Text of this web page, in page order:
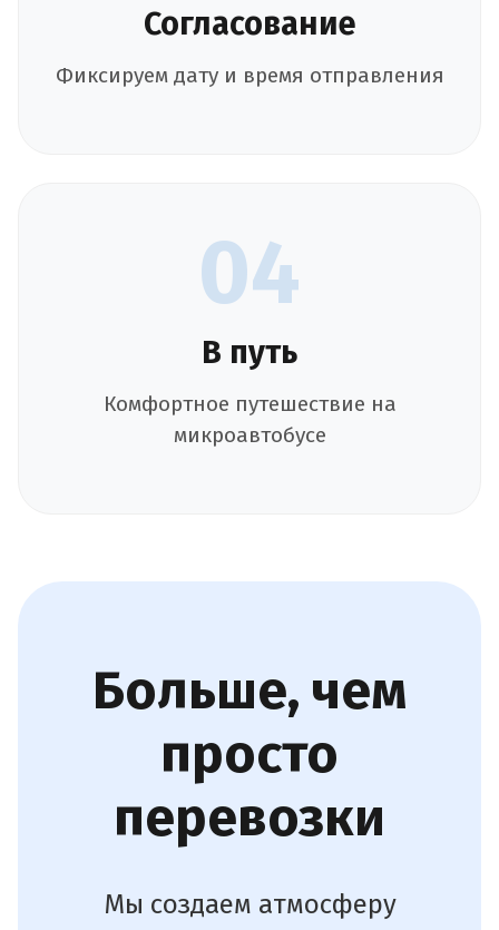
Согласование
Фиксируем дату и время отправления
04
В путь
Комфортное путешествие на
микроавтобусе
Больше, чем
просто
перевозки
Мы создаем атмосферу